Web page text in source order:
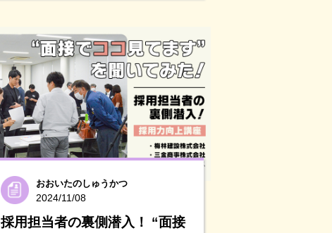
おおいたのしゅうかつ
2024/11/08
採用担当者の裏側潜入！ “面接